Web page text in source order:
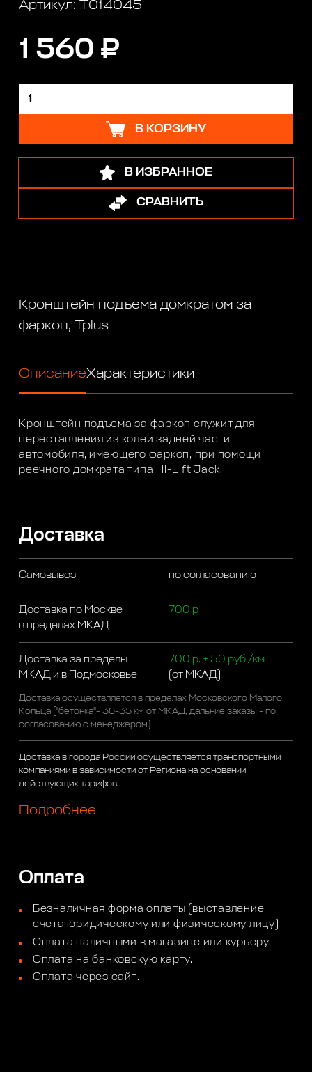
Артикул: T014045
1 560 ₽
В КОРЗИНУ
В ИЗБРАННОЕ
СРАВНИТЬ
Кронштейн подъема домкратом за
фаркоп, Tplus
ОписаниеХарактеристики
Кронштейн подъема за фаркоп служит для
переставления из колеи задней части
автомобиля, имеющего фаркоп, при помощи
реечного домкрата типа Hi-Lift Jack.
Доставка
Самовывоз по согласованию
Доставка по Москве
в пределах МКАД
700 р
Доставка за пределы
МКАД и в Подмосковье
700 р. + 50 руб./км
(от МКАД)
Доставка осуществляется в пределах Московского Малого
Кольца ("бетонка"- 30-35 км от МКАД, дальние заказы - по
согласованию с менеджером)
Доставка в города России осуществляется транспортными
компаниями в зависимости от Региона на основании
действующих тарифов.
Подробнее
Оплата
Безналичная форма оплаты (выставление
счета юридическому или физическому лицу)
Оплата наличными в магазине или курьеру.
Оплата на банковскую карту.
Оплата через сайт.